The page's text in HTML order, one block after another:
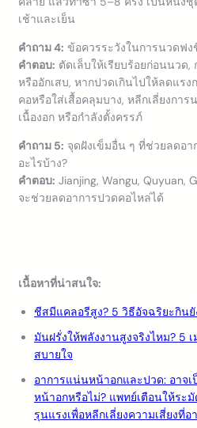
เช้าและเย็น
คำถาม 4: ข้อควรระวังในการนวดฟง
คำตอบ: ตัดเล็บให้เรียบร้อยก่อนนวด,
หรืออักเสบ, หากปวดเกินไปให้ลดแร
คอหรือใส่เสื้อคลุมบาง, หลีกเลี่ยงกา
เนื้องอก หรือกำลังตั้งครรภ์
คำถาม 5: จุดฝังเข็มอื่น ๆ ที่ช่วยลดอ
อะไรบ้าง?
คำตอบ: Jianjing, Wangu, Quyuan,
จะช่วยลดอาการปวดคอไหล่ได้
เนื้อหาที่น่าสนใจ:
ชีสมีแคลอรีสูง? 5 วิธีอัจฉริยะกินยั
มันฝรั่งให้พลังงานสูงจริงไหม? 5
สบายใจ
อาการแน่นหน้าอกและปวด: อาจ
หน้าอกหรือไม่? แพทย์เตือนให้ระ
รุนแรงเพื่อหลีกเลี่ยงความเสี่ยงที่อ